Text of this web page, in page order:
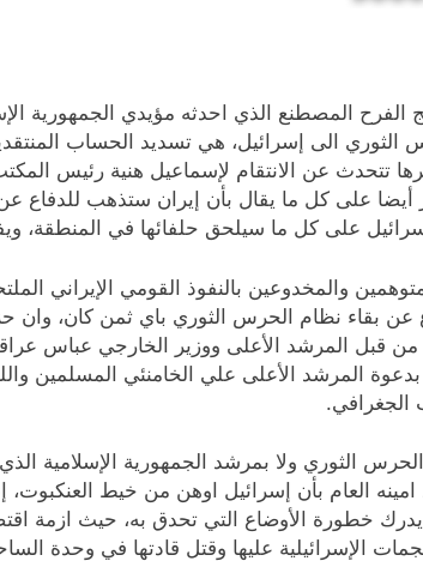
الفرح المصطنع الذي احدثه مؤيدي الجمهورية
الى إسرائيل، هي تسديد الحساب
تتحدث عن الانتقام لإسماعيل هنية رئيس
أيضا على كل ما يقال بأن إيران ستذهب للدفاع
إسرائيل على كل ما سيلحق حلفائها في المنطقة،
والمخدوعين بالنفوذ القومي الإيراني
عن بقاء نظام الحرس الثوري باي ثمن كان،
قبل المرشد الأعلى ووزير الخارجي عباس
المرشد الأعلى علي الخامنئي المسلمين
الجغرافي.
الثوري ولا بمرشد الجمهورية الإسلامية
امينه العام بأن إسرائيل اوهن من خيط
خطورة الأوضاع التي تحدق به، حيث ازمة
الإسرائيلية عليها وقتل قادتها في وحدة